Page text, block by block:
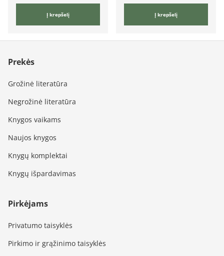
Į krepšelį Į krepšelį
Prekės
Grožinė literatūra
Negrožinė literatūra
Knygos vaikams
Naujos knygos
Knygų komplektai
Knygų išpardavimas
Pirkėjams
Privatumo taisyklės
Pirkimo ir grąžinimo taisyklės